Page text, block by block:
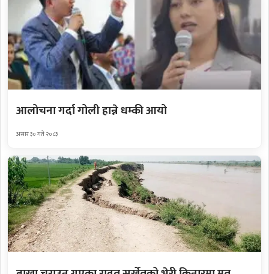
आलोचना गर्दा गोली हान्ने धम्की आयो
असार ३० गते २०८३